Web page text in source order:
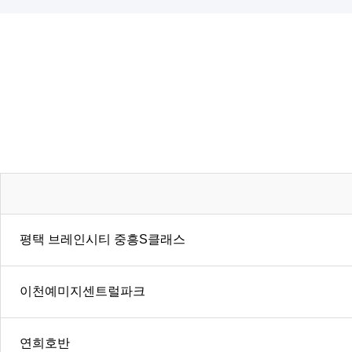
평택 브레인시티 중흥S클래스
이천예미지센트럴파크
연희호반